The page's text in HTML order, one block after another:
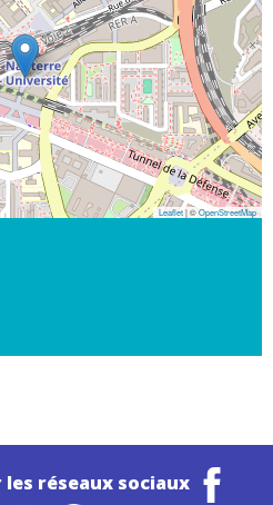
Leaflet| ©OpenStreetMap
réseaux sociaux